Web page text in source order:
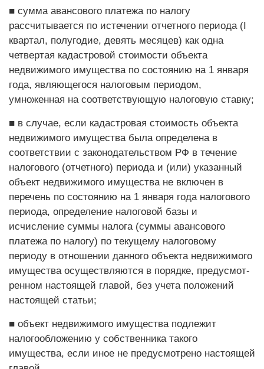
■ сумма авансового платежа по налогу
рассчитывается по истечении отчетного периода (I
квартал, полугодие, девять месяцев) как одна
четвертая кадастровой стоимости объекта
недвижимого имущества по состоянию на 1 января
года, являющегося налоговым периодом,
умноженная на соответствующую налоговую ставку;
■ в случае, если кадастровая стоимость объекта
недвижимого имущества была определена в
соответствии с законодательством РФ в течение
налогового (отчетного) периода и (или) указанный
объект недвижимого имущества не включен в
перечень по состоянию на 1 января года налогового
периода, определение налоговой базы и
исчисление суммы налога (суммы авансового
платежа по налогу) по текущему налоговому
периоду в отношении данного объекта недвижимого
имущества осуществляются в порядке, предусмот­
ренном настоящей главой, без учета положений
настоящей статьи;
■ объект недвижимого имущества подлежит
налогообложению у собственника такого
имущества, если иное не предусмотрено настоящей